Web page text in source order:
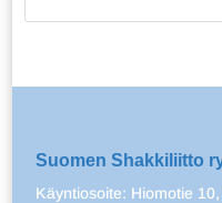
Suomen Shakkiliitto
Käyntiosoite: Hiomotie